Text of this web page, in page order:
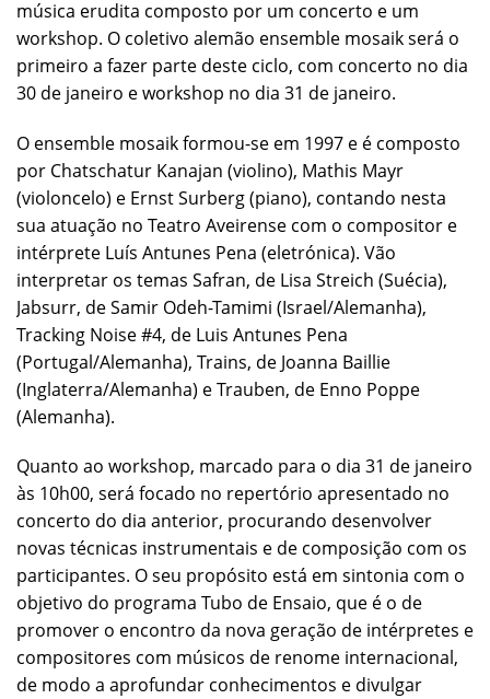
música erudita composto por um concerto e um
workshop. O coletivo alemão ensemble mosaik será o
primeiro a fazer parte deste ciclo, com concerto no dia
30 de janeiro e workshop no dia 31 de janeiro.
O ensemble mosaik formou-se em 1997 e é composto
por Chatschatur Kanajan (violino), Mathis Mayr
(violoncelo) e Ernst Surberg (piano), contando nesta
sua atuação no Teatro Aveirense com o compositor e
intérprete Luís Antunes Pena (eletrónica). Vão
interpretar os temas Safran, de Lisa Streich (Suécia),
Jabsurr, de Samir Odeh-Tamimi (Israel/Alemanha),
Tracking Noise #4, de Luis Antunes Pena
(Portugal/Alemanha), Trains, de Joanna Baillie
(Inglaterra/Alemanha) e Trauben, de Enno Poppe
(Alemanha).
Quanto ao workshop, marcado para o dia 31 de janeiro
às 10h00, será focado no repertório apresentado no
concerto do dia anterior, procurando desenvolver
novas técnicas instrumentais e de composição com os
participantes. O seu propósito está em sintonia com o
objetivo do programa Tubo de Ensaio, que é o de
promover o encontro da nova geração de intérpretes e
compositores com músicos de renome internacional,
de modo a aprofundar conhecimentos e divulgar